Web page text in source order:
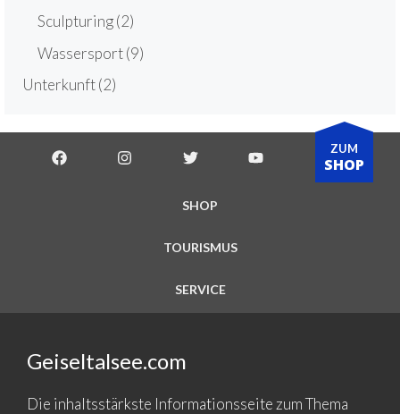
Sculpturing(2)
Wassersport(9)
Unterkunft(2)
SHOP
TOURISMUS
SERVICE
ZUM
SHOP
Geiseltalsee.com
Die inhaltsstärkste Informationsseite zum Thema